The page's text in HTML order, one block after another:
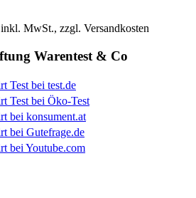
MwSt., zzgl. Versandkosten
Warentest & Co
Test bei test.de
Test bei Öko-Test
bei konsument.at
bei Gutefrage.de
bei Youtube.com